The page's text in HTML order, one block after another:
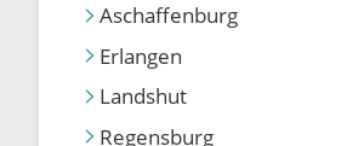
Aschaffenburg
Erlangen
Landshut
Regensburg